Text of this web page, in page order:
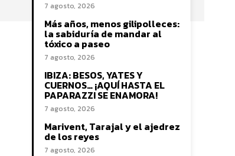
7 agosto, 2026
Más años, menos gilipolleces:
la sabiduría de mandar al
tóxico a paseo
7 agosto, 2026
IBIZA: BESOS, YATES Y
CUERNOS… ¡AQUÍ HASTA EL
PAPARAZZI SE ENAMORA!
7 agosto, 2026
Marivent, Tarajal y el ajedrez
de los reyes
7 agosto, 2026